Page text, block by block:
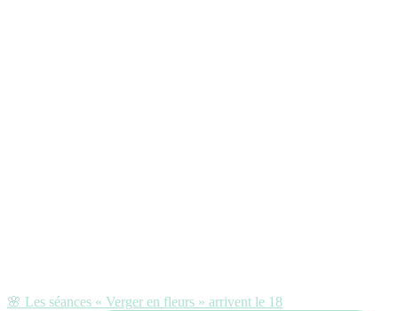
🌸 Les séances « Verger en fleurs » arrivent le 18